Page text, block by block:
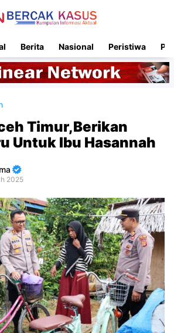
Berita Nasional Peristiwa
Timur,Berikan
Untuk Ibu Hasannah
2025